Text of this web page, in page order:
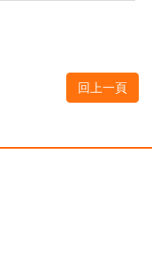
回上一頁